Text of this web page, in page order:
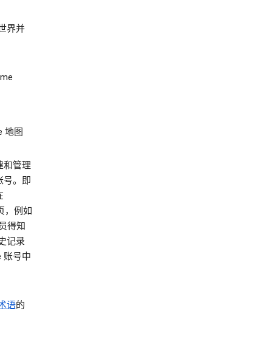
界并
地图
和管理
号。即
，例如
得知
记录
账号中
语的